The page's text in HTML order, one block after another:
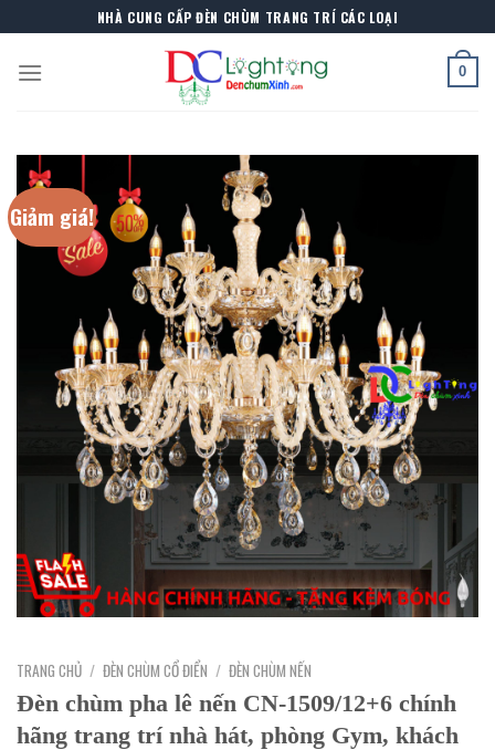
to
content
NHÀ CUNG CẤP ĐÈN CHÙM TRANG TRÍ CÁC LOẠI
0
Giảm giá!
TRANG CHỦ / ĐÈN CHÙM CỔ ĐIỂN / ĐÈN CHÙM NẾN
Đèn chùm pha lê nến CN-1509/12+6 chính
hãng trang trí nhà hát, phòng Gym, khách